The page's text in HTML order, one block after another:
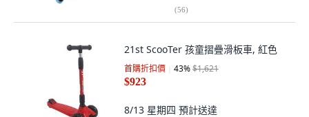
(56)
21st ScooTer 孩童摺疊滑板車, 紅色
首購折扣價 43%$1,621
$923
8/13 星期四 預計送達